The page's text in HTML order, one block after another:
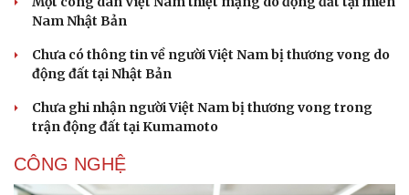
Nam Nhật Bản
Chưa có thông tin về người Việt Nam bị thương vong do
động đất tại Nhật Bản
Chưa ghi nhận người Việt Nam bị thương vong trong
trận động đất tại Kumamoto
CÔNG NGHỆ